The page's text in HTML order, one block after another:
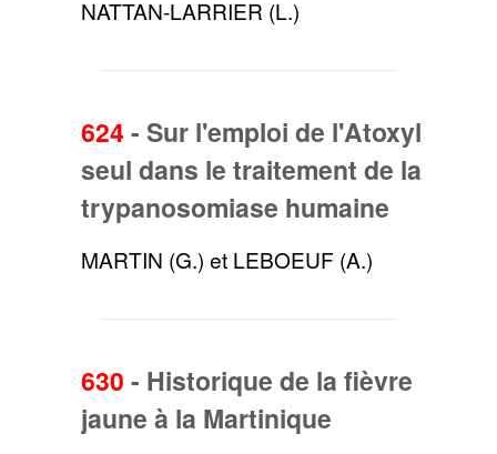
NATTAN-LARRIER (L.)
624 - Sur l'emploi de l'Atoxyl
seul dans le traitement de la
trypanosomiase humaine
MARTIN (G.) et LEBOEUF (A.)
630 - Historique de la fièvre
jaune à la Martinique